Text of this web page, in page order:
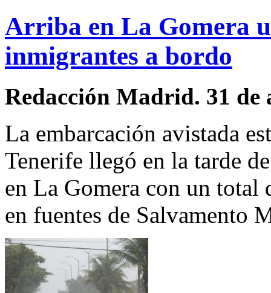
Arriba en La Gomera
inmigrantes a bordo
Redacción Madrid. 31 de
La embarcación avistada
Tenerife llegó en la tarde
en La Gomera con un
en fuentes de Salvamento